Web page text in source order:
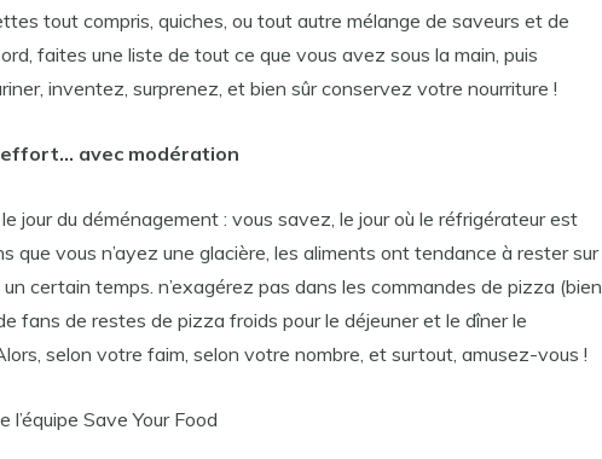
tout compris, quiches, ou tout autre mélange de saveurs et de
faites une liste de tout ce que vous avez sous la main, puis
inventez, surprenez, et bien sûr conservez votre nourriture !
avec modération
jour du déménagement : vous savez, le jour où le réfrigérateur est
que vous n’ayez une glacière, les aliments ont tendance à rester sur
certain temps. n’exagérez pas dans les commandes de pizza (bien
fans de restes de pizza froids pour le déjeuner et le dîner le
selon votre faim, selon votre nombre, et surtout, amusez-vous !
l’équipe Save Your Food